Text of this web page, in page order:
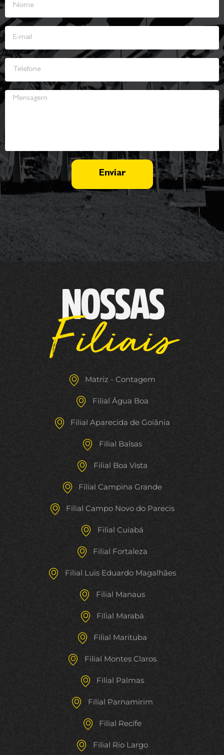
Enviar
NOSSAS
Filiais
Matriz - Contagem
Filial Água Boa
Filial Aparecida de Goiânia
Filial Balsas
Filial Boa Vista
Filial Campina Grande
Filial Campo Novo do Parecis
Filial Cuiabá
Filial Fortaleza
Filial Luis Eduardo Magalhães
Filial Manaus
Filial Marabá
Filial Marituba
Filial Montes Claros
Filial Palmas
Filial Parnamirim
Filial Recife
Filial Rio Largo